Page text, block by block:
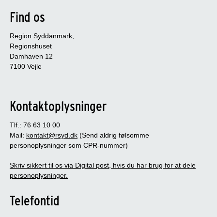
været i systemet fra en ung alder. Cirka 70 % er der
anbragt på grund af kriminalitet.
Find os
Region Syddanmark,
Regionshuset
Damhaven 12
7100 Vejle
Kontaktoplysninger
Tlf.: 76 63 10 00
Mail: kontakt@rsyd.dk (Send aldrig følsomme
personoplysninger som CPR-nummer)
Skriv sikkert til os via Digital post, hvis du har brug for at dele
personoplysninger.
Telefontid